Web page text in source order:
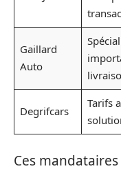
Gaillard
Auto
Degrifcars
Tarifs
Ces